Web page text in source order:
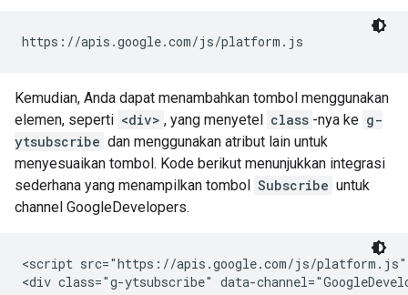
https://apis.google.com/js/platform.js
Kemudian, Anda dapat menambahkan tombol menggunakan
elemen, seperti <div> , yang menyetel class -nya ke g-
ytsubscribe dan menggunakan atribut lain untuk
menyesuaikan tombol. Kode berikut menunjukkan integrasi
sederhana yang menampilkan tombol Subscribe untuk
channel GoogleDevelopers.
<script src="https://apis.google.com/js/
<div class="g-ytsubscribe" data-